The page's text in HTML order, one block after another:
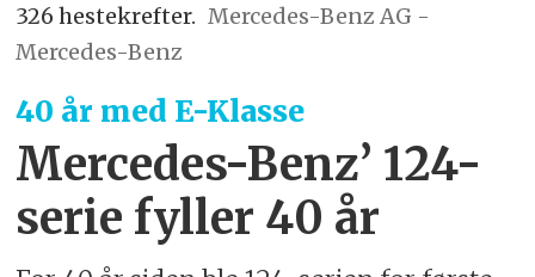
326 hestekrefter. Mercedes-Benz AG -
Mercedes-Benz
40 år med E-Klasse
Mercedes-Benz’ 124-
serie fyller 40 år